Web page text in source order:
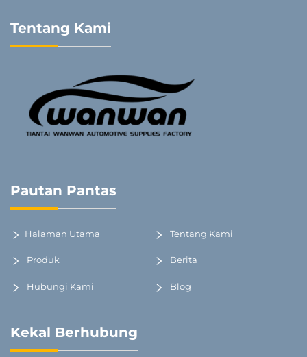
Tentang Kami
Pautan Pantas
Halaman Utama Tentang Kami
Produk Berita
Hubungi Kami Blog
Kekal Berhubung